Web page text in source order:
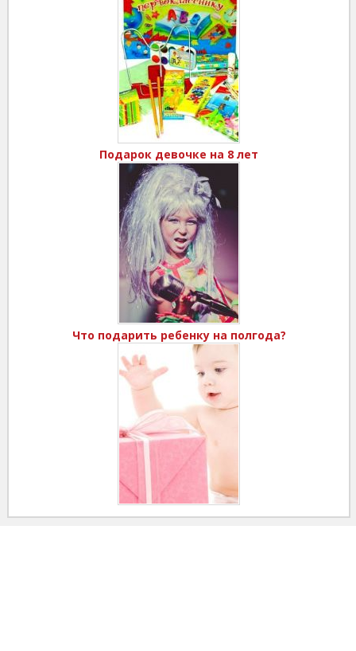
Подарок девочке на 8 лет
Что подарить ребенку на полгода?